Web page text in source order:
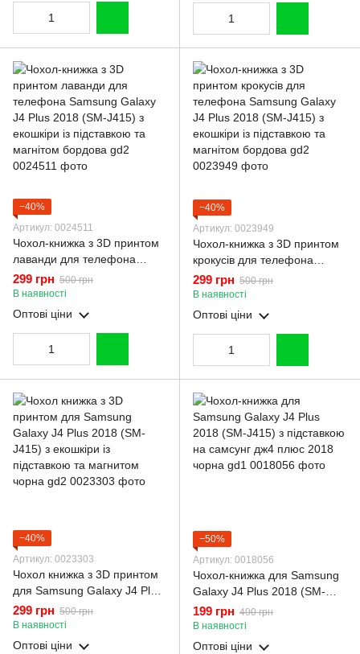
−40%
Артикул: 0024511
Чохол-книжка з 3D принтом
лаванди для телефона
Samsung Galaxy J4 Plus
2018 (SM-J415) з екошкіри із
підставкою та магнітом
бордова gd2
299 грн 500 грн
В наявності
Оптові ціни
−40%
Артикул: 0023949
Чохол-книжка з 3D принтом
крокусів для телефона
Samsung Galaxy J4 Plus
2018 (SM-J415) з екошкіри із
підставкою та магнітом
бордова gd2
299 грн 500 грн
В наявності
Оптові ціни
−40%
Артикул: 0023303
Чохол книжка з 3D принтом
для Samsung Galaxy J4 Plus
2018 (SM-J415) з екошкіри із
підставкою та магнитом
чорна gd2
299 грн 500 грн
В наявності
Оптові ціни
−50%
Артикул: 0018056
Чохол-книжка для Samsung
Galaxy J4 Plus 2018 (SM-
J415) з підставкою на
самсунг дж4 плюс 2018
чорна gd1
199 грн 400 грн
В наявності
Оптові ціни